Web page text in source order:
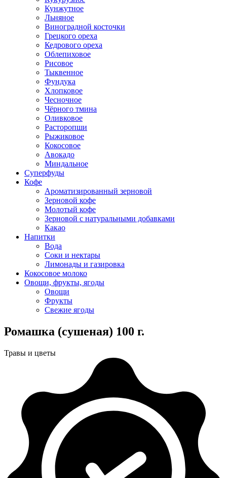
Кунжутное
Льняное
Виноградной косточки
Грецкого ореха
Кедрового ореха
Облепиховое
Рисовое
Тыквенное
Фундука
Хлопковое
Чесночное
Чёрного тмина
Оливковое
Расторопши
Рыжиковое
Кокосовое
Авокадо
Миндальное
Суперфуды
Кофе
Ароматизированный зерновой
Зерновой кофе
Молотый кофе
Зерновой с натуральными добавками
Какао
Напитки
Вода
Соки и нектары
Лимонады и газировка
Кокосовое молоко
Овощи, фрукты, ягоды
Овощи
Фрукты
Свежие ягоды
Ромашка (сушеная) 100 г.
Травы и цветы